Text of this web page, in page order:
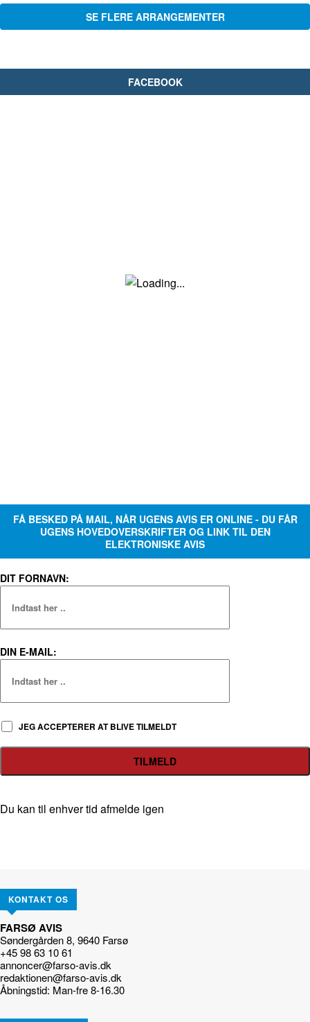
SE FLERE ARRANGEMENTER
FACEBOOK
FÅ BESKED PÅ MAIL, NÅR UGENS AVIS ER ONLINE - DU FÅR
UGENS HOVEDOVERSKRIFTER OG LINK TIL DEN
ELEKTRONISKE AVIS
DIT FORNAVN:
DIN E-MAIL:
JEG ACCEPTERER AT BLIVE TILMELDT
Du kan til enhver tid afmelde igen
KONTAKT OS
FARSØ AVIS
Søndergården 8, 9640 Farsø
+45 98 63 10 61
annoncer@farso-avis.dk
redaktionen@farso-avis.dk
Åbningstid: Man-fre 8-16.30